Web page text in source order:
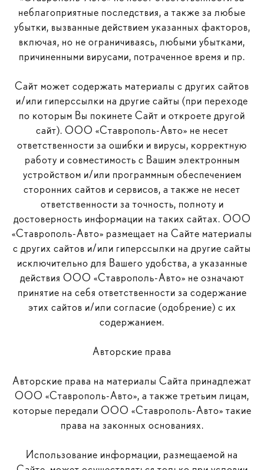
неблагоприятные последствия, а также за любые
убытки, вызванные действием указанных факторов,
включая, но не ограничиваясь, любыми убытками,
причиненными вирусами, потраченное время и пр.
Сайт может содержать материалы с других сайтов
и/или гиперссылки на другие сайты (при переходе
по которым Вы покинете Сайт и откроете другой
сайт). ООО «Ставрополь-Авто» не несет
ответственности за ошибки и вирусы, корректную
работу и совместимость с Вашим электронным
устройством и/или программным обеспечением
сторонних сайтов и сервисов, а также не несет
ответственности за точность, полноту и
достоверность информации на таких сайтах. ООО
«Ставрополь-Авто» размещает на Сайте материалы
с других сайтов и/или гиперссылки на другие сайты
исключительно для Вашего удобства, а указанные
действия ООО «Ставрополь-Авто» не означают
принятие на себя ответственности за содержание
этих сайтов и/или согласие (одобрение) с их
содержанием.
Авторские права
Авторские права на материалы Сайта принадлежат
ООО «Ставрополь-Авто», а также третьим лицам,
которые передали ООО «Ставрополь-Авто» такие
права на законных основаниях.
Использование информации, размещаемой на